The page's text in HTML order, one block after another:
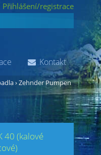
›Zehnder Pumpen
40 (kalové
Kontakt
Přihlášení/registrace